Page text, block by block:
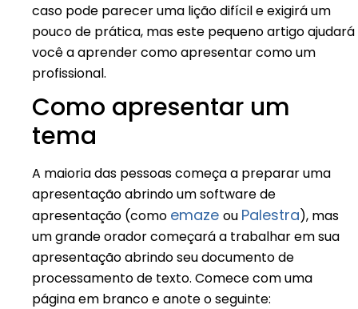
caso pode parecer uma lição difícil e exigirá um
pouco de prática, mas este pequeno artigo ajudará
você a aprender como apresentar como um
profissional.
Como apresentar um
tema
A maioria das pessoas começa a preparar uma
apresentação abrindo um software de
apresentação (como emaze ou Palestra), mas
um grande orador começará a trabalhar em sua
apresentação abrindo seu documento de
processamento de texto. Comece com uma
página em branco e anote o seguinte: